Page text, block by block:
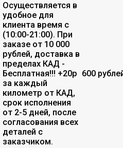
Осуществляется в
удобное для
клиента время с
(10:00-21:00). При
заказе от 10 000
рублей, доставка в
пределах КАД -
Бесплатная!!! +20р
за каждый
километр от КАД,
срок исполнения
от 2-5 дней, после
согласования всех
деталей с
заказчиком.
600